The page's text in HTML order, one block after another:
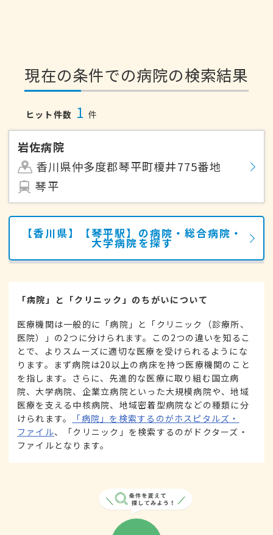
現在の条件での病院の検索結果
ヒット件数 1 件
岩佐病院
香川県仲多度郡琴平町榎井775番地
琴平
【香川県】【琴平駅】の病院・総合病院・
大学病院を探す
「病院」と「クリニック」のちがいについて
医療機関は一般的に「病院」と「クリニック（診療所、
医院）」の2つに分けられます。この2つの違いを知るこ
とで、よりスムーズに適切な医療を受けられるようにな
ります。まず病院は20以上の病床を持つ医療機関のこと
を指します。さらに、先進的な医療に取り組む国立病
院、大学病院、企業立病院といった大規模病院や、地域
医療を支える中核病院、地域密着型病院などの種類に分
けられます。
「病院」を検索するのがホスピタルズ・
ファイル、「クリニック」を検索するのがドクターズ・
ファイルとなります。